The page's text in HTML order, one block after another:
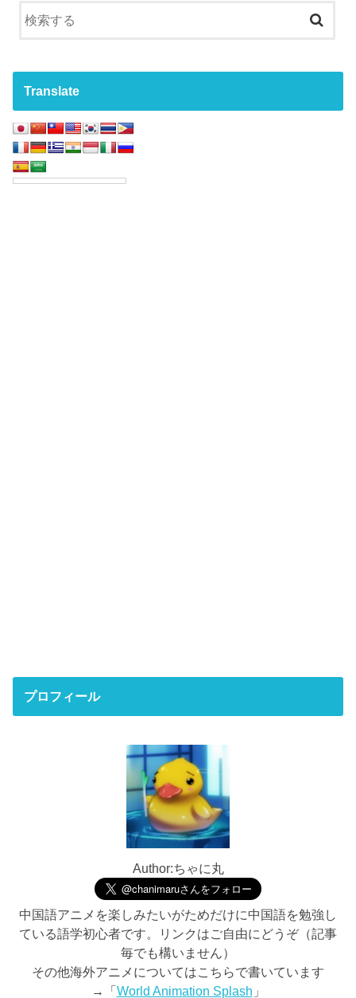
Translate
プロフィール
Author:ちゃに丸
中国語アニメを楽しみたいがためだけに中国語を勉強し
ている語学初心者です。リンクはご自由にどうぞ（記事
毎でも構いません）
その他海外アニメについてはこちらで書いています
→「World Animation Splash 」